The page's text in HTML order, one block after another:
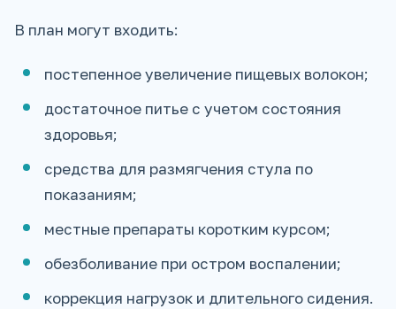
В план могут входить:
постепенное увеличение пищевых волокон;
достаточное питье с учетом состояния
здоровья;
средства для размягчения стула по
показаниям;
местные препараты коротким курсом;
обезболивание при остром воспалении;
коррекция нагрузок и длительного сидения.